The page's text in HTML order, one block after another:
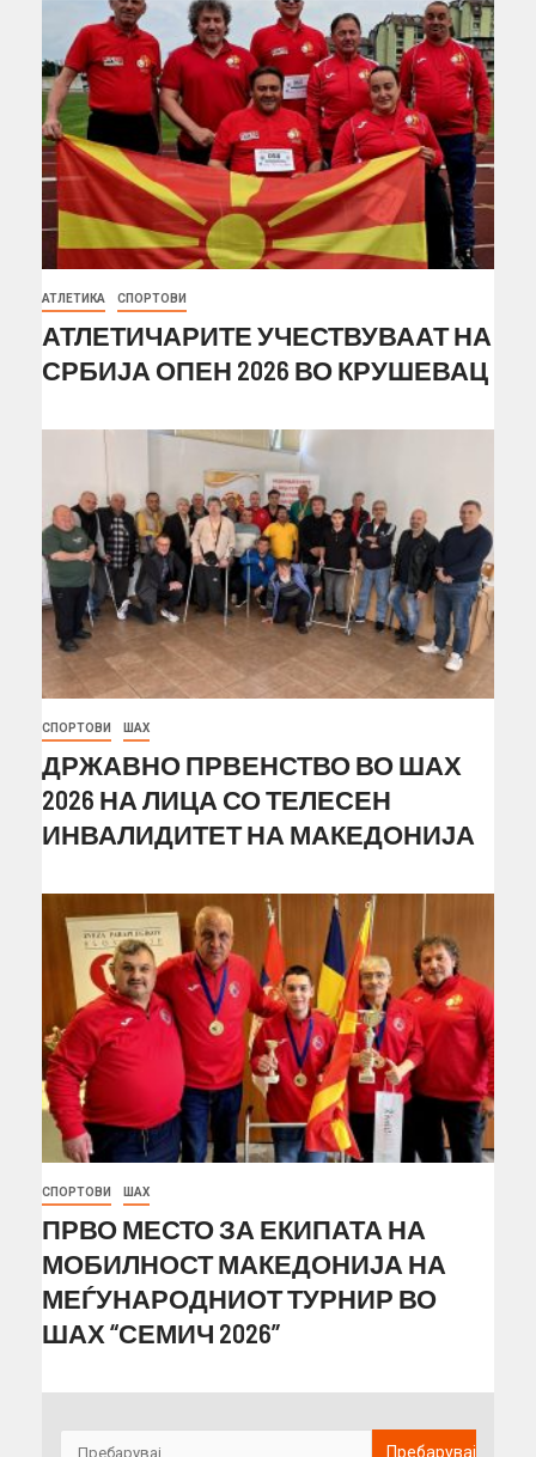
АТЛЕТИКА СПОРТОВИ
АТЛЕТИЧАРИТЕ УЧЕСТВУВААТ НА
СРБИЈА ОПЕН 2026 ВО КРУШЕВАЦ
СПОРТОВИ ШАХ
ДРЖАВНО ПРВЕНСТВО ВО ШАХ
2026 НА ЛИЦА СО ТЕЛЕСЕН
ИНВАЛИДИТЕТ НА МАКЕДОНИЈА
СПОРТОВИ ШАХ
ПРВО МЕСТО ЗА ЕКИПАТА НА
МОБИЛНОСТ МАКЕДОНИЈА НА
МЕЃУНАРОДНИОТ ТУРНИР ВО
ШАХ “СЕМИЧ 2026”